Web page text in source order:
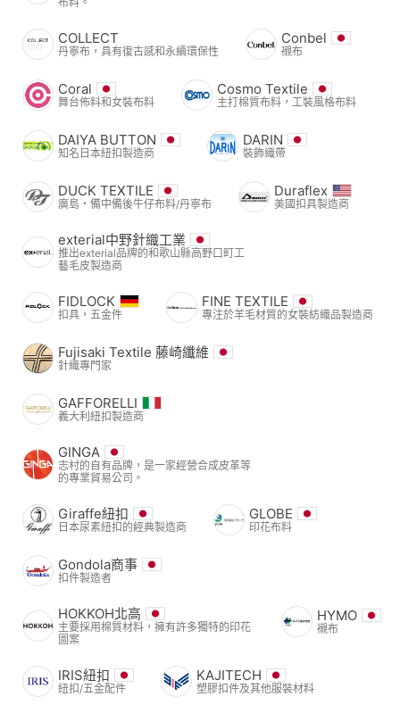
COLLECT
丹寧布，具有復古感和永續環保性
Conbel
襯布
Coral
舞台佈料和女裝布料
Cosmo Textile
主打棉質布料，工裝風格布料
DAIYA BUTTON
知名日本紐扣製造商
DARIN
裝飾織帶
DUCK TEXTILE
廣島・備中備後牛仔布料/丹寧布
Duraflex
美國扣具製造商
exterial中野針織工業
推出exterial品牌的和歌山縣高野口町工
藝毛皮製造商
FIDLOCK
扣具，五金件
FINE TEXTILE
專注於羊毛材質的女裝紡織品製造商
Fujisaki Textile 藤崎纖維
針織專門家
GAFFORELLI
義大利紐扣製造商
GINGA
志村的自有品牌，是一家經營合成皮革等
的專業貿易公司。
Giraffe紐扣
日本尿素紐扣的經典製造商
GLOBE
印花布料
Gondola商事
扣件製造者
HOKKOH北高
主要採用棉質材料，擁有許多獨特的印花
圖案
HYMO
襯布
IRIS紐扣
紐扣/五金配件
KAJITECH
塑膠扣件及其他服裝材料